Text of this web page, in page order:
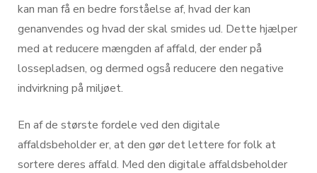
kan man få en bedre forståelse af, hvad der kan
genanvendes og hvad der skal smides ud. Dette hjælper
med at reducere mængden af affald, der ender på
lossepladsen, og dermed også reducere den negative
indvirkning på miljøet.
En af de største fordele ved den digitale
affaldsbeholder er, at den gør det lettere for folk at
sortere deres affald. Med den digitale affaldsbeholder